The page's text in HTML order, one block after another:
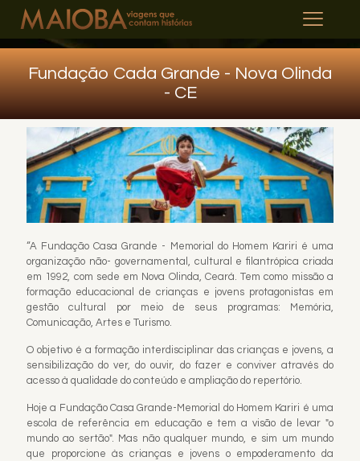
Fundação Cada Grande - Nova Olinda
- CE
“A Fundação Casa Grande - Memorial do Homem Kariri é uma
organização não- governamental, cultural e filantrópica criada
em 1992, com sede em Nova Olinda, Ceará. Tem como missão a
formação educacional de crianças e jovens protagonistas em
gestão cultural por meio de seus programas: Memória,
Comunicação, Artes e Turismo.
O objetivo é a formação interdisciplinar das crianças e jovens, a
sensibilização do ver, do ouvir, do fazer e conviver através do
acesso à qualidade do conteúdo e ampliação do repertório.
Hoje a Fundação Casa Grande-Memorial do Homem Kariri é uma
escola de referência em educação e tem a visão de levar "o
mundo ao sertão". Mas não qualquer mundo, e sim um mundo
que proporcione às crianças e jovens o empoderamento da